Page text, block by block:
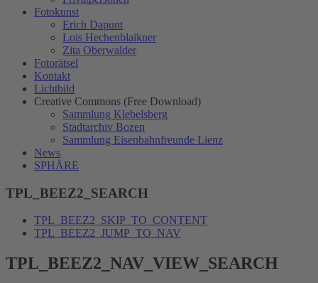
Fotokunst
Erich Dapunt
Lois Hechenblaikner
Zita Oberwalder
Fotorätsel
Kontakt
Lichtbild
Creative Commons (Free Download)
Sammlung Klebelsberg
Stadtarchiv Bozen
Sammlung Eisenbahnfreunde Lienz
News
SPHÄRE
TPL_BEEZ2_SEARCH
TPL_BEEZ2_SKIP_TO_CONTENT
TPL_BEEZ2_JUMP_TO_NAV
TPL_BEEZ2_NAV_VIEW_SEARCH